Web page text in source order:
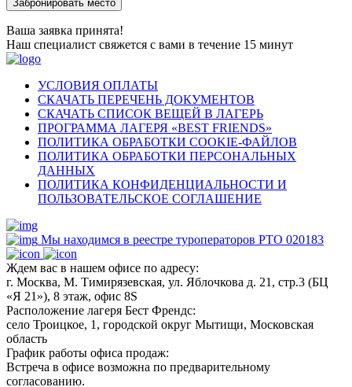
Ваша заявка принята!
Наш специалист свяжется с вами в течение 15 минут
УСЛОВИЯ ОПЛАТЫ
СКАЧАТЬ ПЕРЕЧЕНЬ ДОКУМЕНТОВ
СКАЧАТЬ СПИСОК ВЕЩЕЙ В ЛАГЕРЬ
ПРОГРАММА ЛАГЕРЯ «BEST FRIENDS»
ПОЛИТИКА ОБРАБОТКИ COOKIE-ФАЙЛОВ
ПОЛИТИКА ОБРАБОТКИ ПЕРСОНАЛЬНЫХ
ДАННЫХ
ПОЛИТИКА КОНФИДЕНЦИАЛЬНОСТИ И
ПОЛЬЗОВАТЕЛЬСКОЕ СОГЛАШЕНИЕ
Мы находимся в реестре туроператоров РТО 020183
Ждем вас в нашем офисе по адресу:
г. Москва, М. Тимирязевская, ул. Яблочкова д. 21, стр.3 (БЦ
«Я 21»), 8 этаж, офис 8S
Расположение лагеря Бест Френдс:
село Троицкое, 1, городской округ Мытищи, Московская
область
График работы офиса продаж:
Встреча в офисе возможна по предварительному
согласованию.